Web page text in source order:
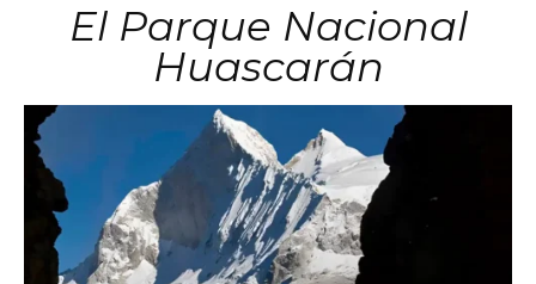
El Parque Nacional
Huascarán